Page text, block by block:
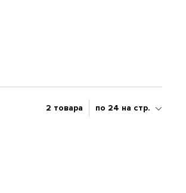
2 товара по 24 на стр.